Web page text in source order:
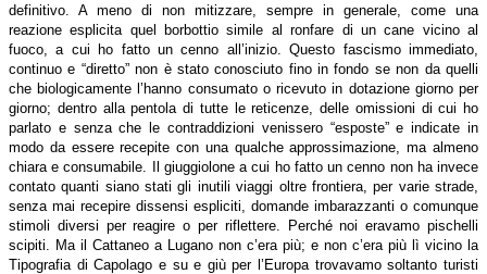
definitivo. A meno di non mitizzare, sempre in generale, come una
reazione esplicita quel borbottio simile al ronfare di un cane vicino al
fuoco, a cui ho fatto un cenno all’inizio. Questo fascismo immediato,
continuo e “diretto” non è stato conosciuto fino in fondo se non da quelli
che biologicamente l’hanno consumato o ricevuto in dotazione giorno per
giorno; dentro alla pentola di tutte le reticenze, delle omissioni di cui ho
parlato e senza che le contraddizioni venissero “esposte” e indicate in
modo da essere recepite con una qualche approssimazione, ma almeno
chiara e consumabile. Il giuggiolone a cui ho fatto un cenno non ha invece
contato quanti siano stati gli inutili viaggi oltre frontiera, per varie strade,
senza mai recepire dissensi espliciti, domande imbarazzanti o comunque
stimoli diversi per reagire o per riflettere. Perché noi eravamo pischelli
scipiti. Ma il Cattaneo a Lugano non c’era più; e non c’era più lì vicino la
Tipografia di Capolago e su e giù per l’Europa trovavamo soltanto turisti